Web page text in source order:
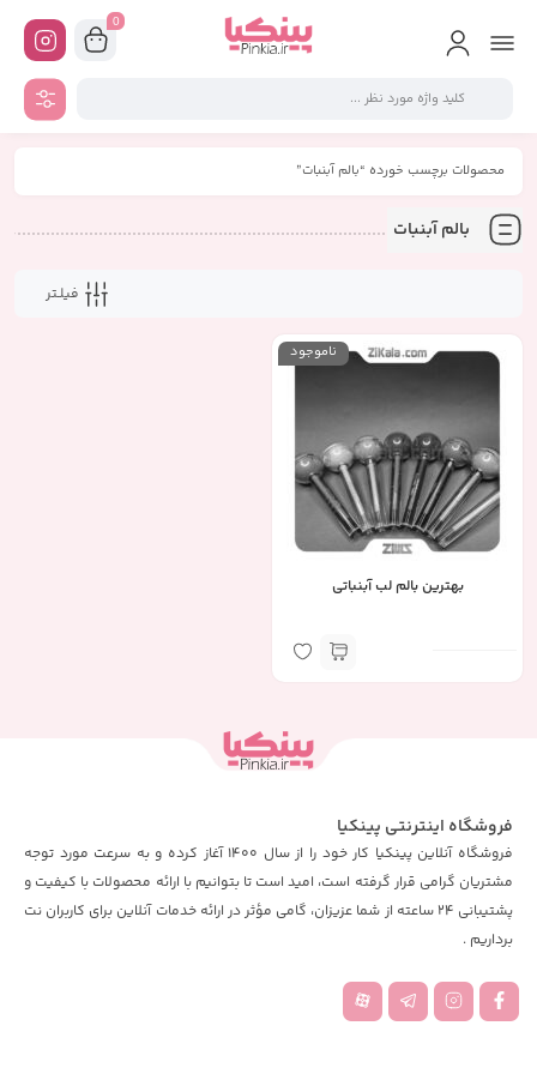
0
محصولات برچسب خورده “بالم آبنبات”
بالم آبنبات
فیلـتر
ناموجود
بهترین بالم لب آبنباتی
فروشگاه اینترنتی پینکیا
فروشگاه آنلاین پینکیا کار خود را از سال 1400 آغاز کرده و به سرعت مورد توجه
مشتریان گرامی قرار گرفته است، امید است تا بتوانیم با ارائه محصولات با کیفیت و
پشتیبانی 24 ساعته از شما عزیزان، گامی مؤثر در ارائه خدمات آنلاین برای کاربران نت
برداریم .